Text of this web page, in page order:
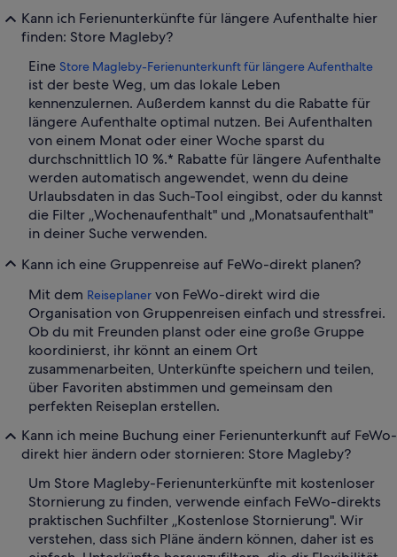
Kann ich Ferienunterkünfte für längere Aufenthalte hier
finden: Store Magleby?
Eine Store Magleby-Ferienunterkunft für längere Aufenthalte
ist der beste Weg, um das lokale Leben
kennenzulernen. Außerdem kannst du die Rabatte für
längere Aufenthalte optimal nutzen. Bei Aufenthalten
von einem Monat oder einer Woche sparst du
durchschnittlich 10 %.* Rabatte für längere Aufenthalte
werden automatisch angewendet, wenn du deine
Urlaubsdaten in das Such-Tool eingibst, oder du kannst
die Filter „Wochenaufenthalt" und „Monatsaufenthalt"
in deiner Suche verwenden.
Kann ich eine Gruppenreise auf FeWo-direkt planen?
Mit dem Reiseplaner von FeWo-direkt wird die
Organisation von Gruppenreisen einfach und stressfrei.
Ob du mit Freunden planst oder eine große Gruppe
koordinierst, ihr könnt an einem Ort
zusammenarbeiten, Unterkünfte speichern und teilen,
über Favoriten abstimmen und gemeinsam den
perfekten Reiseplan erstellen.
Kann ich meine Buchung einer Ferienunterkunft auf FeWo-
direkt hier ändern oder stornieren: Store Magleby?
Um Store Magleby-Ferienunterkünfte mit kostenloser
Stornierung zu finden, verwende einfach FeWo-direkts
praktischen Suchfilter „Kostenlose Stornierung". Wir
verstehen, dass sich Pläne ändern können, daher ist es